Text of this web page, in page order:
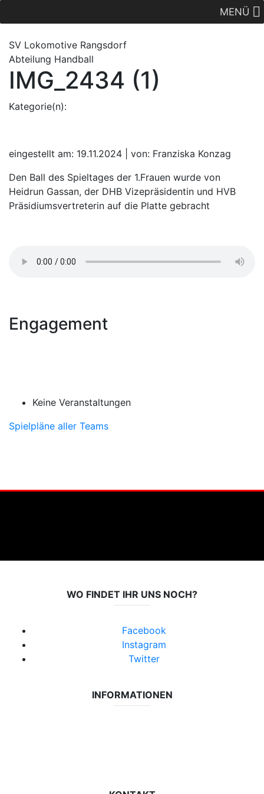
MENÜ
SV Lokomotive Rangsdorf
Abteilung Handball
IMG_2434 (1)
Kategorie(n):
eingestellt am: 19.11.2024 | von: Franziska Konzag
Den Ball des Spieltages der 1.Frauen wurde von
Heidrun Gassan, der DHB Vizepräsidentin und HVB
Präsidiumsvertreterin auf die Platte gebracht
Engagement
Keine Veranstaltungen
Spielpläne aller Teams
WO FINDET IHR UNS NOCH?
Facebook
Instagram
Twitter
INFORMATIONEN